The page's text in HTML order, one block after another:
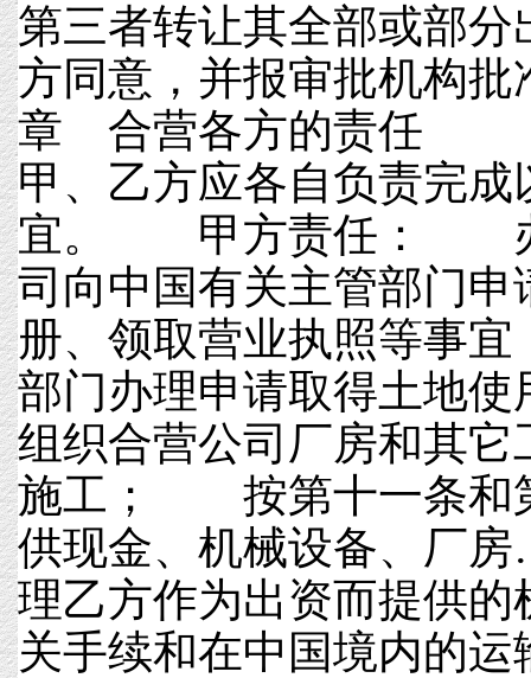
第三者转让其全部或部
方同意，并报审批
章 合营各方的责
甲、乙方应各自负责完成
宜。 甲方责任： 办
司向中国有关主管部门申
册、领取营业执照等
部门办理申请取得土
组织合营公司厂房和其它
施工； 按第十一条和
供现金、机械设备、
理乙方作为出资而提供的
关手续和在中国境内